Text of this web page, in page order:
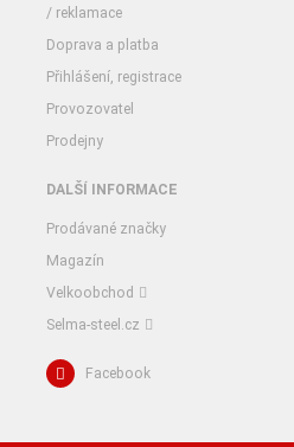
/ reklamace
Doprava a platba
Přihlášení, registrace
Provozovatel
Prodejny
DALŠÍ INFORMACE
Prodávané značky
Magazín
Velkoobchod
Selma-steel.cz
Facebook